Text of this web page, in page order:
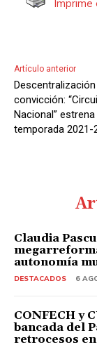
Imprime
Artículo anterior
convicción:
Nacional”
temporada 2021-
Claudia
autonomía
DESTACADOS 6
CONFECH y
bancada del
retrocesos